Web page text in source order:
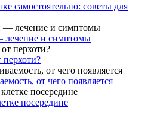
самостоятельно: советы для
лечение и симптомы
перхоти?
от чего появляется
посередине